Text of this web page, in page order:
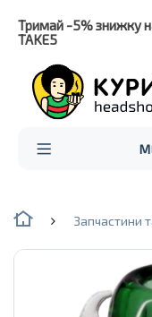
Тримай -5% знижку
TAKE5
Запчастини